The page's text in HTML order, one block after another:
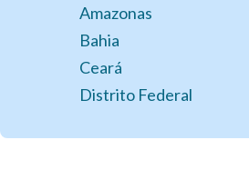
Amazonas
Bahia
Ceará
Distrito Federal